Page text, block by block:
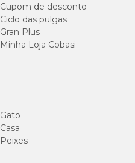
Cupom de desconto
Ciclo das pulgas
Gran Plus
Minha Loja Cobasi
Gato
Casa
Peixes